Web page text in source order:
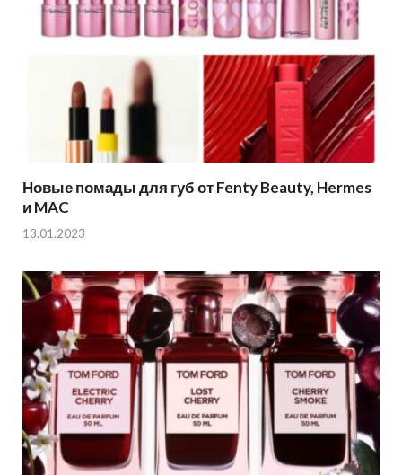
Новые помады для губ от Fenty Beauty, Hermes
и MAC
13.01.2023